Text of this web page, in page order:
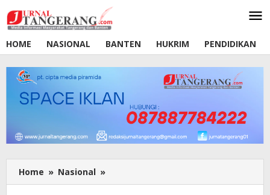
ke
konten
HOME
NASIONAL BANTEN HUKRIM PENDIDIKAN
Home » Nasional »
Tanah